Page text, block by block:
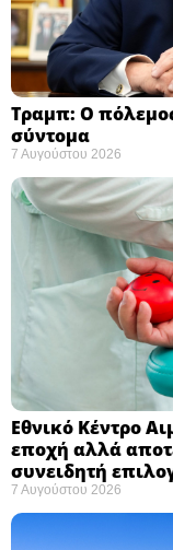
Τραμπ: Ο
σύντομα ​
7 Αυγούστου 2026
Εθνικό Κέντρο
εποχή αλλά
συνειδητή
7 Αυγούστου 2026